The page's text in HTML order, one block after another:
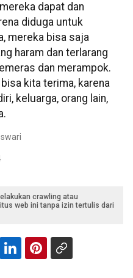
dapat dan
diduga untuk
mereka bisa saja
haram dan terlarang
dan merampok.
kita terima, karena
keluarga, orang lain,
crawling atau
web ini tanpa izin tertulis dari